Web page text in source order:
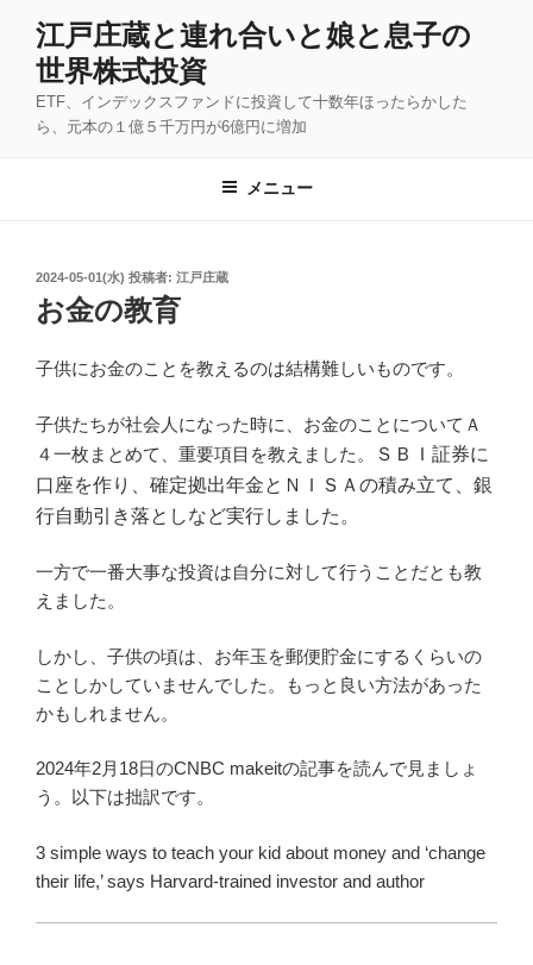
江戸庄蔵と連れ合いと娘と息子の
世界株式投資
ETF、インデックスファンドに投資して十数年ほったらかした
ら、元本の１億５千万円が6億円に増加
メニュー
投
稿
日:
2024-05-01(水) 投稿者: 江戸庄蔵
お金の教育
子供にお金のことを教えるのは結構難しいものです。
子供たちが社会人になった時に、お金のことについてＡ
４一枚まとめて、重要項目を教えました。
ＳＢＩ証券に
口座を作り、 確定拠出年金とＮＩＳＡの積み立て、銀
行自動引き落としなど実行しました。
一方で一番大事な投資は自分に対して行うことだとも教
えました。
しかし、子供の頃は、お年玉を郵便貯金にするくらいの
ことしかしていませんでした。もっと良い方法があった
かもしれません。
2024年2月18日のCNBC makeitの記事を読んで見ましょ
う。以下は拙訳です。
3 simple ways to teach your kid about money and ‘change
their life,’ says Harvard-trained investor and author